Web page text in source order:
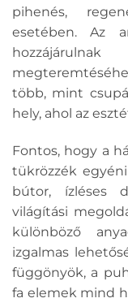
pihenés,
esetében. Az
több, mint
hely, ahol az
Fontos, hogy a
tükrözzék
bútor, ízléses
világítási
különböző
izgalmas
függönyök, a
fa elemek mind